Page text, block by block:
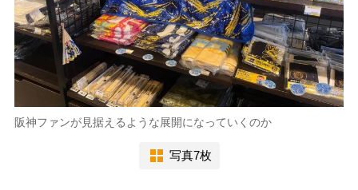
阪神ファンが見据えるような展開になっていくのか
写真7枚